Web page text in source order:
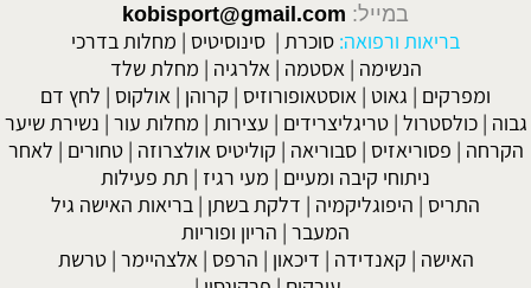
במייל: kobisport@gmail.com
בריאות ורפואה: סוכרת | סינוסיטיס | מחלות בדרכי
הנשימה | אסטמה | אלרגיה | מחלת שלד
ומפרקים | גאוט | אוסטאופורוזיס | קרוהן | אולקוס | לחץ דם
גבוה |כולסטרול |טריגליצרידים | עצירות | מחלות עור | נשירת שיער
הקרחה | פסוריאזיס |סבוריאה | קוליטיס אולצרוזה |טחורים | לאחר
ניתוחי קיבה ומעיים | מעי רגיז | תת פעילות
התריס | היפוגליקמיה | דלקת בשתן | בריאות האישה גיל
המעבר | הריון ופוריות
האישה | קאנדידה | דיכאון | הרפס | אלצהיימר |טרשת